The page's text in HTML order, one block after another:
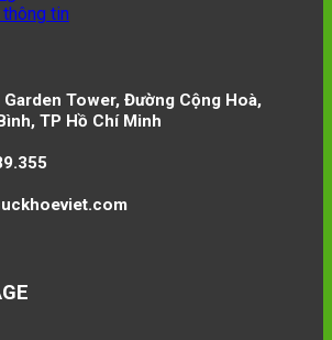
tin
Tower, Đường Cộng Hoà,
TP Hồ Chí Minh